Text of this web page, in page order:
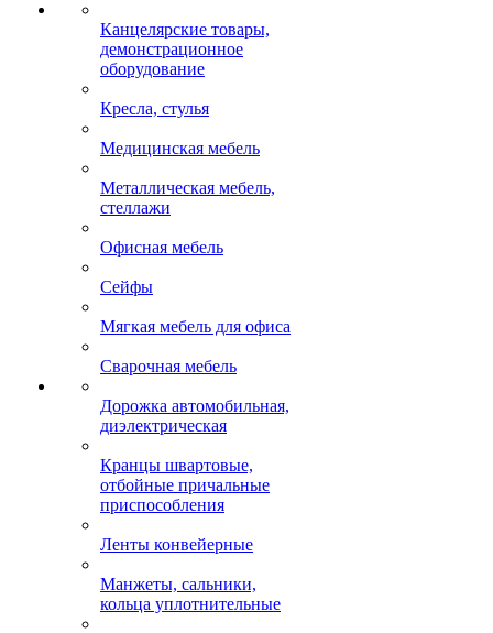
Канцелярские товары,
демонстрационное
оборудование
Кресла, стулья
Медицинская мебель
Металлическая мебель,
стеллажи
Офисная мебель
Сейфы
Мягкая мебель для офиса
Сварочная мебель
Дорожка автомобильная,
диэлектрическая
Кранцы швартовые,
отбойные причальные
приспособления
Ленты конвейерные
Манжеты, сальники,
кольца уплотнительные